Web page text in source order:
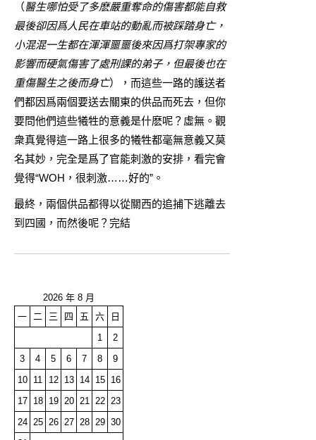
（醫生哪怕受了多麽嚴重奪命的傷害都能自救
最後卻因爲人民在車站的動亂而被踩踏身亡，
小混混一生都在渾渾噩噩後來因爲打架專家的
影響而硬氣傷害了處刑課的弟子，但最後也在
重傷醫生之後而身亡），而這些一路的護送者
們都因爲兩個要送去關東的供品而死去，但你
要問他們這些犧牲的意義是什麽呢？虛無。觀
衆真覺得這一路上很多的犧牲都毫無意義又莫
名其妙，完全是爲了官能刺激的安排，看完會
覺得“WOH，很刺激……好的”。
最終，兩個供品都得以從關西的追捕下逃離去
到四國，而然後呢？完結
2026 年 8 月
一 二 三 四 五 六
日
1
2
3
4 5 6 7 8
9
10
11 12 13 14 15
16
17
18 19 20 21 22 23
24 25 26 27 28 29 30